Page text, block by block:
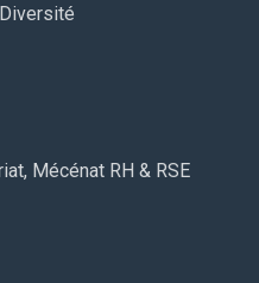
Mécénat RH & RSE